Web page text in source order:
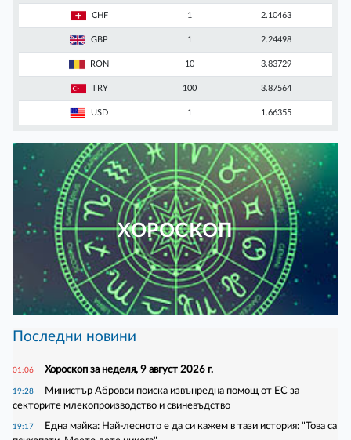
CHF 1 2.10463
GBP 1 2.24498
RON 10 3.83729
TRY 100 3.87564
USD 1 1.66355
ХОРОСКОП
Последни новини
01:06 Хороскоп за неделя, 9 август 2026 г.
19:28
Министър Абровси поиска извънредна помощ от ЕС за
секторите млекопроизводство и свиневъдство
19:17
Една майка: Най-лесното е да си кажем в тази история: "Това са